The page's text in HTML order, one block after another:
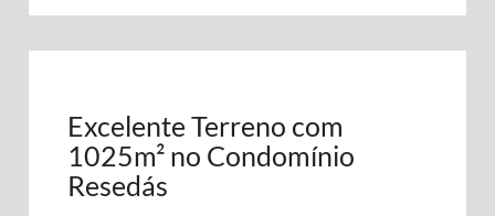
Excelente Terreno com
1025m² no Condomínio
Resedás